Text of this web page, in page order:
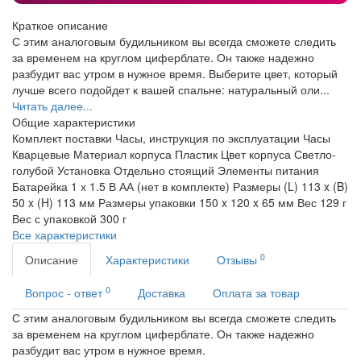
Краткое описание
С этим аналоговым будильником вы всегда сможете следить
за временем на круглом циферблате. Он также надежно
разбудит вас утром в нужное время. Выберите цвет, который
лучше всего подойдет к вашей спальне: натуральный оли...
Читать далее...
Общие характеристики
Комплект поставки Часы, инструкция по эксплуатации Часы
Кварцевые Материал корпуса Пластик Цвет корпуса Светло-
голубой Установка Отдельно стоящий Элементы питания
Батарейка 1 х 1.5 В АА (нет в комплекте) Размеры (L) 113 x (B)
50 x (H) 113 мм Размеры упаковки 150 x 120 x 65 мм Вес 129 г
Вес с упаковкой 300 г
Все характеристики
Описание
Характеристики Отзывы 0
Вопрос - ответ 0 Доставка
Оплата за товар
С этим аналоговым будильником вы всегда сможете следить
за временем на круглом циферблате. Он также надежно
разбудит вас утром в нужное время.